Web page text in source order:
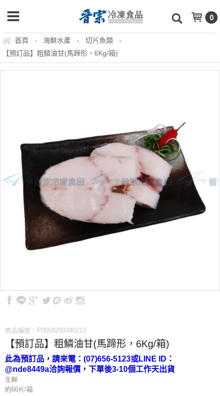
0
首頁 - 海鮮水產 - 切片魚類 -
【預訂品】粗鱗油甘(馬蹄形，6Kg/箱)
商品編號：P0059200340213
【預訂品】粗鱗油甘(馬蹄形，6Kg/箱)
此為預訂品，請來電：(07)656-5123或LINE ID：
@nde8449a洽詢報價，下單後3-10個工作天出貨
生鮮
約60片/箱